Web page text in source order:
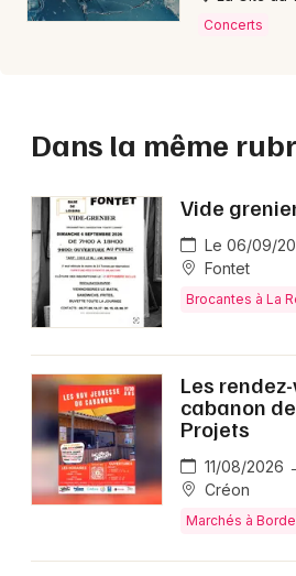
Concerts
Dans la même
Vide
Le 06/09/
Fontet
Brocantes à La
Les
cabanon
Projets
11/08/2026
Créon
Marchés à